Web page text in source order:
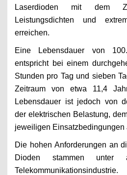
Laserdioden mit dem
Leistungsdichten und
erreichen.
Eine Lebensdauer von
entspricht bei einem
Stunden pro Tag und sieben
Zeitraum von etwa 11,4
Lebensdauer ist jedoch von
der elektrischen Belastung,
jeweiligen Einsatzbedingungen
Die hohen Anforderungen an
Dioden stammen unter